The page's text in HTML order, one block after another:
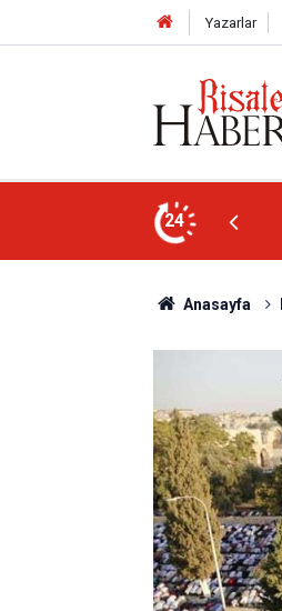
Yazarlar
24
ucunda niçin göz yok?
Anasayfa